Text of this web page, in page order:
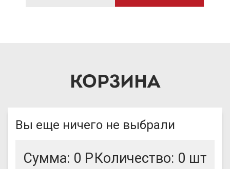
КОРЗИНА
Вы еще ничего не выбрали
Сумма: 0 РКоличество: 0 шт